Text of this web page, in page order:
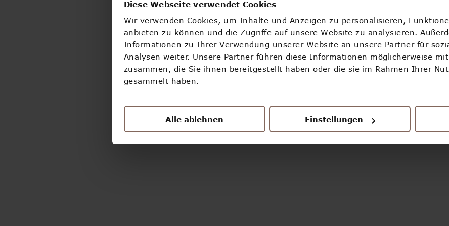
Diese Webseite verwendet Cookies
Wir verwenden Cookies, um Inhalte und Anzeigen zu personalisieren,
anbieten zu können und die Zugriffe auf unsere Website zu analysieren.
Informationen zu Ihrer Verwendung unserer Website an unsere Partner für
Analysen weiter. Unsere Partner führen diese Informationen möglicherweise
zusammen, die Sie ihnen bereitgestellt haben oder die sie im Rahmen Ihrer
gesammelt haben.
Alle ablehnen Einstellungen
ETWAS IST SCHIEF
ZURÜCK ZUR STARTSEITE